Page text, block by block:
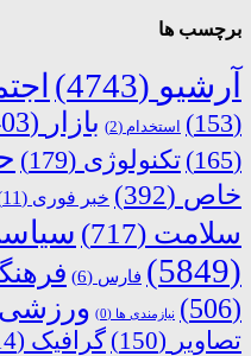
برچسب ها
آرشیو (4743)
(153)
استخدام (2) بازار (403)
(165)
تکنولوژی (179)
خاص (392) خبر فوری (11)
سلامت (717)
(5849)
فارس (6)
(506)
نیازمندی ها (0) ورزشی
تصاویر (150) گرافیک (114)